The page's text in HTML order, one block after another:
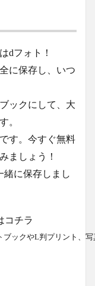
dフォト！
に保存し、いつ
ックにして、大
。
す。今すぐ無料
ましょう！
緒に保存しまし
コチラ
ックやL判プリント、